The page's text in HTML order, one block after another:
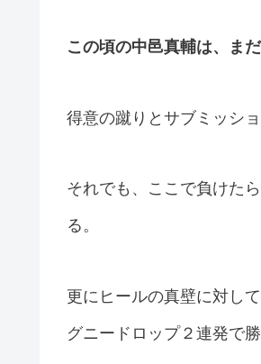
この頃の中邑真輔は、ま
得意の蹴りとサブミッシ
それでも、ここで負けた
る。
更にヒールの真壁に対し
グニードロップ２連発で